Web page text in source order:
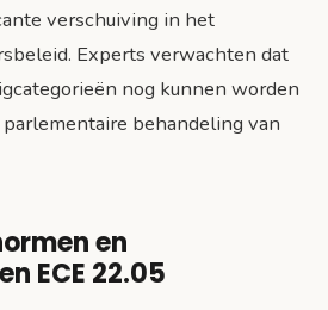
verschuiving in het
Experts verwachten dat
nog kunnen worden
behandeling van
en
ECE 22.05